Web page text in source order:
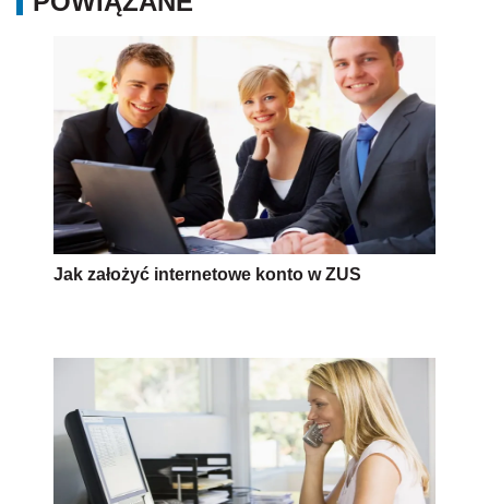
Jak założyć internetowe konto w ZUS